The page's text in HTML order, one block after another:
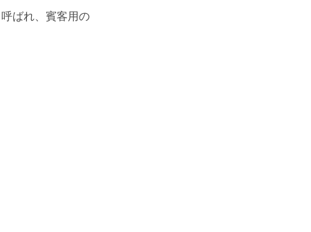
ばれ、賓客用の